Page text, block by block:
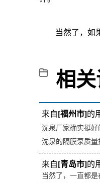
当然了，如果
相
来自[福州市]的
沈泉厂家确实挺
沈泉的隔膜泵质量
来自[青岛市]的
当然了，一直都